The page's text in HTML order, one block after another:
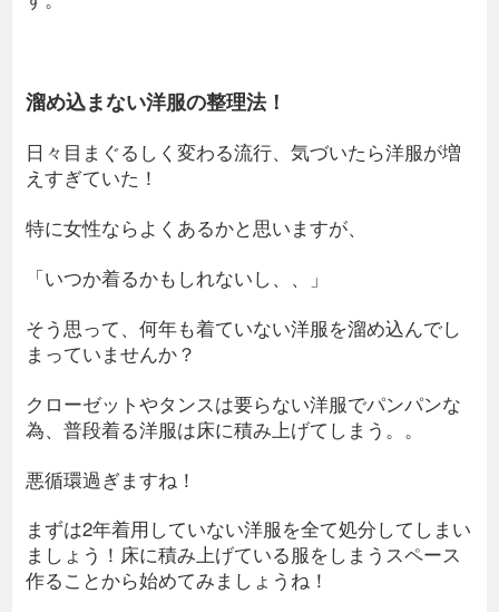
溜め込まない洋服の整理法！
日々目まぐるしく変わる流行、気づいたら洋服が増
えすぎていた！
特に女性ならよくあるかと思いますが、
「いつか着るかもしれないし、、」
そう思って、何年も着ていない洋服を溜め込んでし
まっていませんか？
クローゼットやタンスは要らない洋服でパンパンな
為、普段着る洋服は床に積み上げてしまう。。
悪循環過ぎますね！
まずは2年着用していない洋服を全て処分してしまい
ましょう！床に積み上げている服をしまうスペース
作ることから始めてみましょうね！